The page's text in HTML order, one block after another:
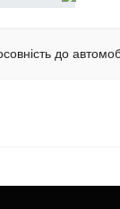
до